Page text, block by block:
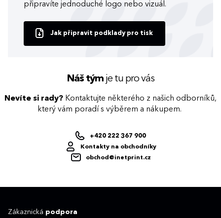
připravíte jednoduché logo nebo vizuál.
Jak připravit podklady pro tisk
Náš týmje tu pro vás
Nevíte si rady? Kontaktujte některého z našich odborníků,
který vám poradí s výběrem a nákupem.
+420 222 367 900
Kontakty na obchodníky
obchod@inetprint.cz
Zákaznická podpora